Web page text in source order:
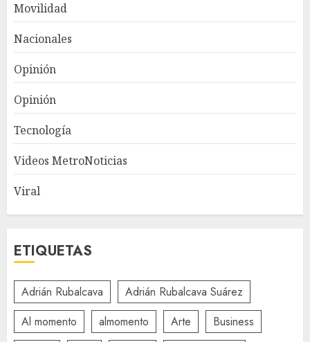
Movilidad
Nacionales
Opinión
Opinión
Tecnología
Videos MetroNoticias
Viral
ETIQUETAS
Adrián Rubalcava
Adrián Rubalcava Suárez
Al momento
almomento Arte
Business